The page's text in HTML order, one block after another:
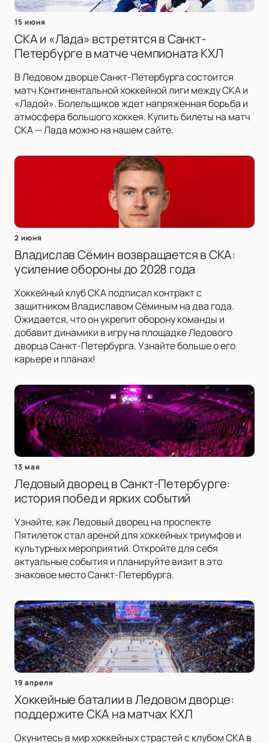
15 июня
СКА и «Лада» встретятся в Санкт-
Петербурге в матче чемпионата КХЛ
В Ледовом дворце Санкт-Петербурга состоится
матч Континентальной хоккейной лиги между СКА и
«Ладой». Болельщиков ждет напряженная борьба и
атмосфера большого хоккея. Купить билеты на матч
СКА — Лада можно на нашем сайте.
2 июня
Владислав Сёмин возвращается в СКА:
усиление обороны до 2028 года
Хоккейный клуб СКА подписал контракт с
защитником Владиславом Сёминым на два года.
Ожидается, что он укрепит оборону команды и
добавит динамики в игру на площадке Ледового
дворца Санкт-Петербурга. Узнайте больше о его
карьере и планах!
13 мая
Ледовый дворец в Санкт-Петербурге:
история побед и ярких событий
Узнайте, как Ледовый дворец на проспекте
Пятилеток стал ареной для хоккейных триумфов и
культурных мероприятий. Откройте для себя
актуальные события и планируйте визит в это
знаковое место Санкт-Петербурга.
19 апреля
Хоккейные баталии в Ледовом дворце:
поддержите СКА на матчах КХЛ
Окунитесь в мир хоккейных страстей с клубом СКА в